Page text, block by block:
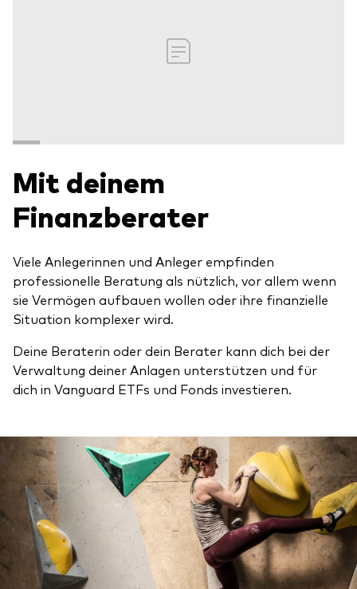
Mit deinem
Finanzberater
Viele Anlegerinnen und Anleger empfinden
professionelle Beratung als nützlich, vor allem wenn
sie Vermögen aufbauen wollen oder ihre finanzielle
Situation komplexer wird.
Deine Beraterin oder dein Berater kann dich bei der
Verwaltung deiner Anlagen unterstützen und für
dich in Vanguard ETFs und Fonds investieren.